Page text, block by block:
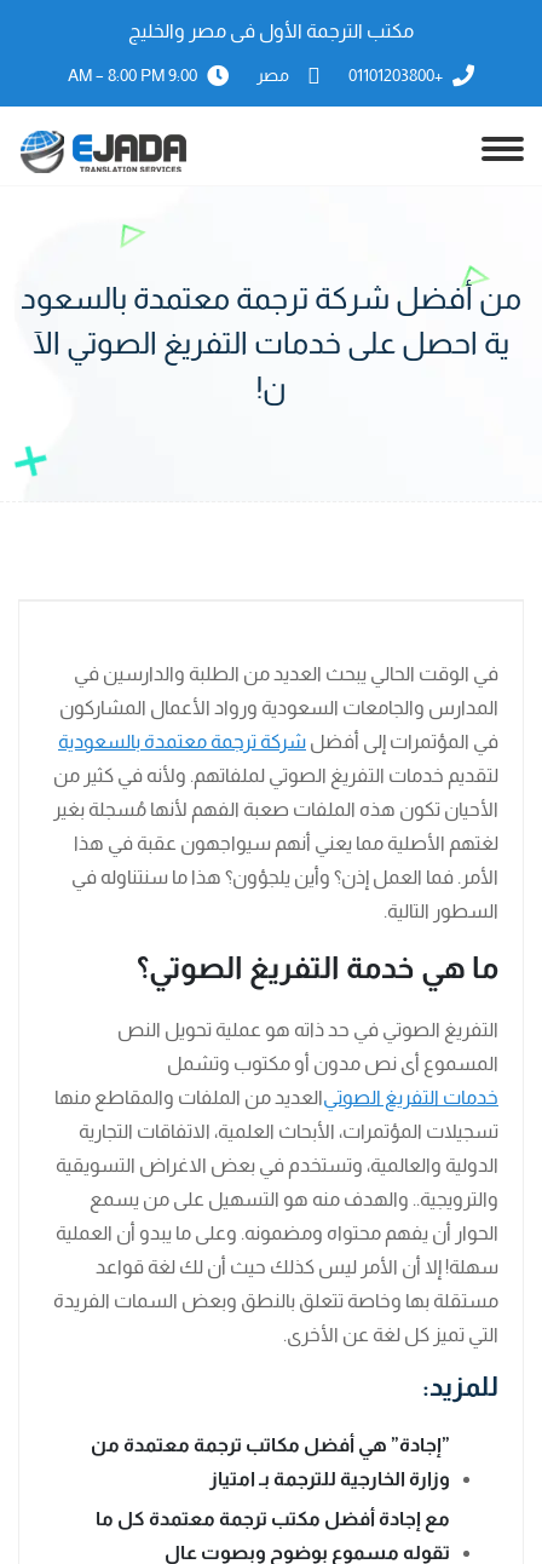
مكتب الترجمة الأول فى مصر والخليج
+01101203800 مصر 9:00 AM – 8:00 PM
من أفضل شركة ترجمة معتمدة بالسعود
ية احصل على خدمات التفريغ الصوتي الآ
ن!
في الوقت الحالي يبحث العديد من الطلبة والدارسين في
المدارس والجامعات السعودية ورواد الأعمال المشاركون
في المؤتمرات إلى أفضل شركة ترجمة معتمدة بالسعودية
لتقديم خدمات التفريغ الصوتي لملفاتهم. ولأنه في كثير من
الأحيان تكون هذه الملفات صعبة الفهم لأنها مُسجلة بغير
لغتهم الأصلية مما يعني أنهم سيواجهون عقبة في هذا
الأمر. فما العمل إذن؟ وأين يلجؤون؟ هذا ما سنتناوله في
السطور التالية.
ما هي خدمة التفريغ الصوتي؟
التفريغ الصوتي في حد ذاته هو عملية تحويل النص
المسموع أى نص مدون أو مكتوب وتشمل
خدمات التفريغ الصوتيالعديد من الملفات والمقاطع منها
تسجيلات المؤتمرات، الأبحاث العلمية، الاتفاقات التجارية
الدولية والعالمية، وتستخدم في بعض الاغراض التسويقية
والترويجية.. والهدف منه هو التسهيل على من يسمع
الحوار أن يفهم محتواه ومضمونه. وعلى ما يبدو أن العملية
سهلة! إلا أن الأمر ليس كذلك حيث أن لك لغة قواعد
مستقلة بها وخاصة تتعلق بالنطق وبعض السمات الفريدة
التي تميز كل لغة عن الأخرى.
للمزيد:
”إجادة” هي أفضل مكاتب ترجمة معتمدة من
وزارة الخارجية للترجمة بـ امتياز
مع إجادة أفضل مكتب ترجمة معتمدة كل ما
تقوله مسموع بوضوح وبصوت عالٍ